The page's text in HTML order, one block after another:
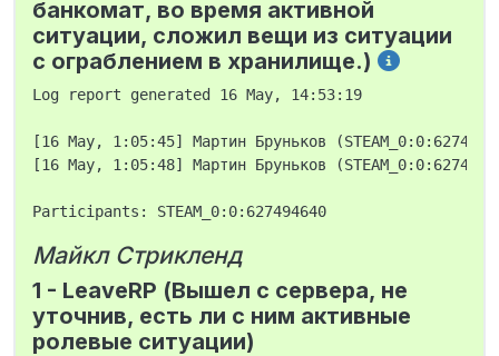
банкомат, во время активной
ситуации, сложил вещи из ситуации
с ограблением в хранилище.)
Log report generated 16 May, 14:53:19
[16 May, 1:05:45] Мартин Бруньков
[16 May, 1:05:48] Мартин Бруньков
Майкл Стрикленд
1 - LeaveRP (Вышел с сервера, не
уточнив, есть ли с ним активные
ролевые ситуации)